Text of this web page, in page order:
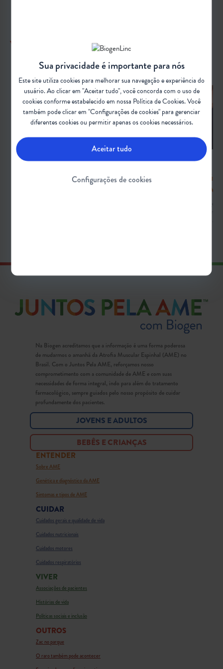
Sua privacidade é importante para nós
Este site utiliza cookies para melhorar sua navegação e experiência do
usuário. Ao clicar em "Aceitar tudo", você concorda com o uso de
cookies conforme estabelecido em nossa Política de Cookies. Você
também pode clicar em "Configurações de cookies" para gerenciar
diferentes cookies ou permitir apenas os cookies necessários.
Aceitar tudo
Configurações de cookies
VEJA TAMBÉM
Você sabia que a causa da Atrofia
Muscular Espinhal é genética? Atrofia
esclarecedor.
Na Biogen acreditamos que a informação é uma forma poderosa
de mudarmos o amanhã da Atrofia Muscular Espinhal (AME) no
Brasil. Com o Juntos Pela AME, reforçamos nosso
comprometimento com a comunidade de AME e com suas
necessidades de forma integral, indo para além do tratamento
farmacológico, sempre guiados pelo nosso propósito de cuidar
profundamente dos pacientes.
JOVENS E ADULTOS
BEBÊS E CRIANÇAS
ENTENDER
Sobre AME
Genética e diagnóstico da AME
Sintomas e tipos de AME
CUIDAR
Cuidados gerais e qualidade de vida
Cuidados nutricionais
Cuidados motores
Cuidados respiratórios
VIVER
Associações de pacientes
Histórias de vida
Políticas sociais e inclusão
OUTROS
Zac no parque
O raro também pode acontecer